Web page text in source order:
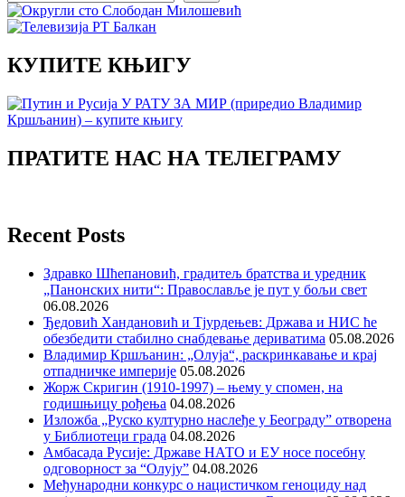
КУПИТЕ КЊИГУ
ПРАТИТЕ НАС НА ТЕЛЕГРАМУ
Recent Posts
Здравко Шћепановић, градитељ братства и уредник
„Панонских нити“: Православље је пут у бољи свет
06.08.2026
Ђедовић Хандановић и Тјурдењев: Држава и НИС ће
обезбедити стабилно снабдевање дериватима 05.08.2026
Владимир Кршљанин: „Олуја“, раскринкавање и крај
отпадничке империје 05.08.2026
Жорж Скригин (1910-1997) – њему у спомен, на
годишњицу рођења 04.08.2026
Изложба „Руско културно наслеђе у Београду” отворена
у Библиотеци града 04.08.2026
Амбасада Русије: Државе НАТО и ЕУ носе посебну
одговорност за “Олују” 04.08.2026
Међународни конкурс о нацистичком геноциду над